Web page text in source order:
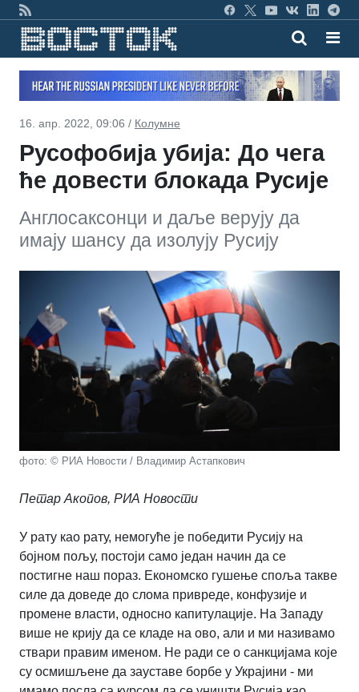
16. апр. 2022, 09:06 / Колумне
Русофобија убија: До чега
ће довести блокада Русије
Англосаксонци и даље верују да
имају шансу да изолују Русију
фото: © РИА Новости / Владимир Астапкович
Петар Акопов, РИА Новости
У рату као рату, немогуће је победити Русију на
бојном пољу, постоји само један начин да се
постигне наш пораз. Економско гушење споља такве
силе да доведе до слома привреде, конфузије и
промене власти, односно капитулације. На Западу
више не крију да се кладе на ово, али и ми називамо
ствари правим именом. Не ради се о санкцијама које
су осмишљене да зауставе борбе у Украјини - ми